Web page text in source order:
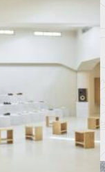
é o produto
tornou não já na
quotidiano. Os
violência,
se entre si.
imposta de
Um romance de
como “Mil
Mundo Novo”, em
o presente.
quando de
criado por si.